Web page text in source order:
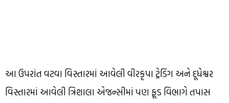
આ ઉપરાંત વટવા વિસ્તારમાં આવેલી વીરકૃપા ટ્રેડિંગ અને દૂધેશ્વર
વિસ્તારમાં આવેલી ત્રિશાલા એજન્સીમાં પણ ફૂડ વિભાગે તપાસ